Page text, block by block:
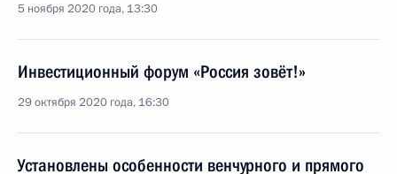
5 ноября 2020 года, 13:30
Инвестиционный форум «Россия зовёт!»
29 октября 2020 года, 16:30
Установлены особенности венчурного и прямого